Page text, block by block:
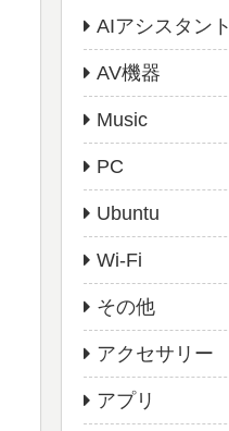
AIアシスタント
AV機器
Music
PC
Ubuntu
Wi-Fi
その他
アクセサリー
アプリ